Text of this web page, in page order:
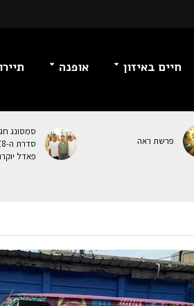
חיים באיזון אופנה
פרשת ראה
סמסונג
פאדל